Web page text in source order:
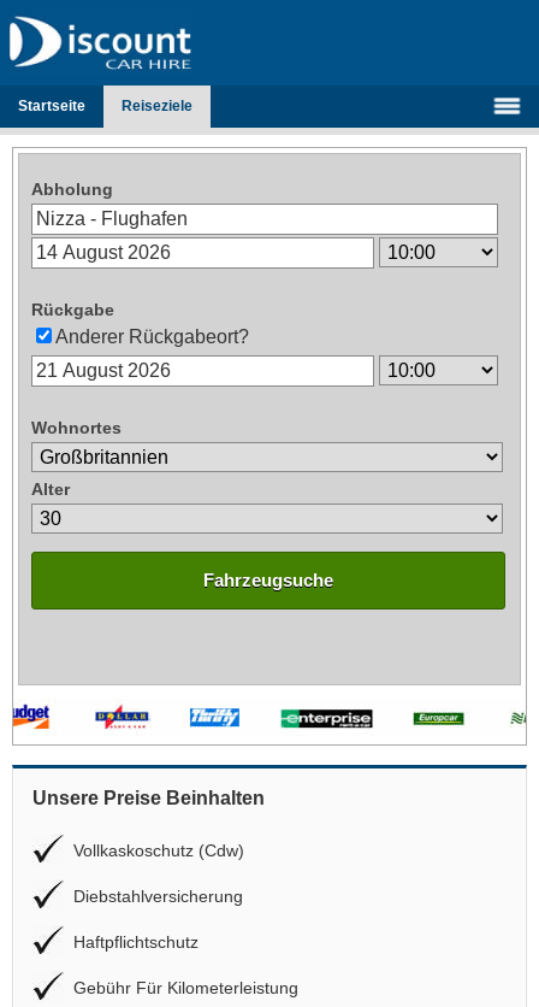
Startseite Reiseziele
Abholung
Rückgabe
Anderer Rückgabeort?
Wohnortes
Alter
Fahrzeugsuche
Unsere Preise Beinhalten
Vollkaskoschutz (Cdw)
Diebstahlversicherung
Haftpflichtschutz
Gebühr Für Kilometerleistung